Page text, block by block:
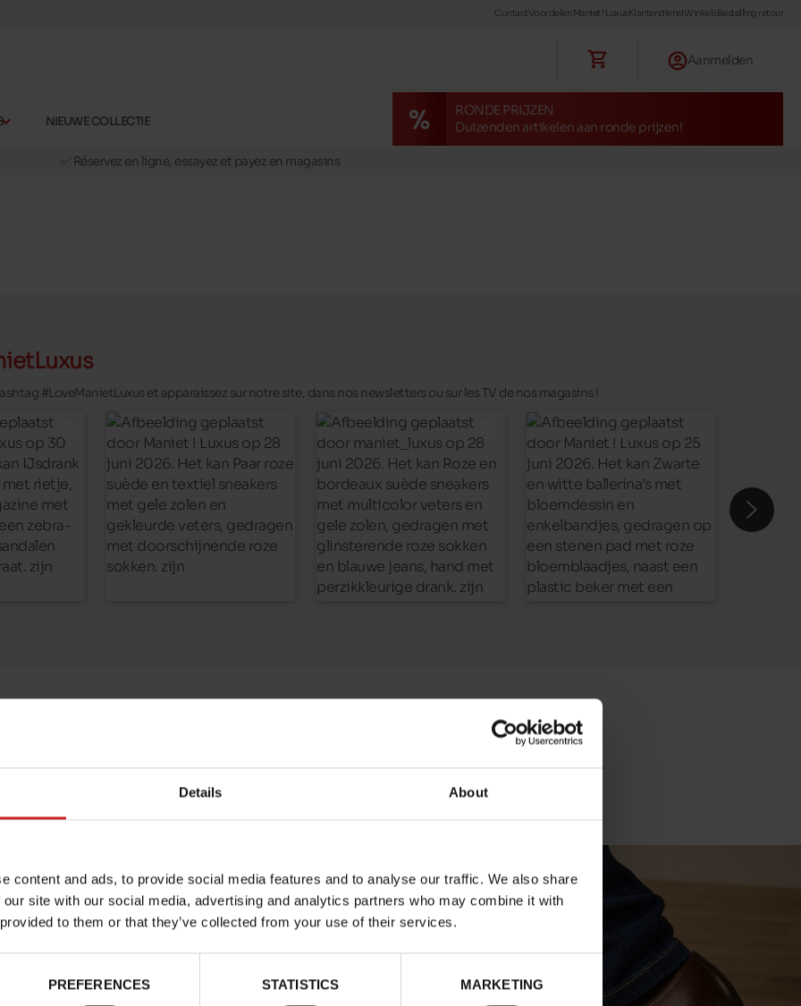
Details About
content and ads, to provide social media features and to analyse our traffic. We also share
site with our social media, advertising and analytics partners who may combine it with
to them or that they’ve collected from your use of their services.
PREFERENCES STATISTICS MARKETING
ContactVoordelen Maniet ! LuxusKlantendienstWinkelsBestelling retour
Aanmelden
NIEUWE COLLECTIE
RONDE PRIJZEN
Duizenden artikelen aan ronde prijzen!
✅ Réservez en ligne, essayez et payez en magasins
#LoveManietLuxus et apparaissez sur notre site, dans nos newsletters ou sur les TV de nos magasins !
die het merk zo
schoeisel van hoge
in Europa is
vindtHush Puppies
Puppies
aanbod modellen in
schoenen,
Puppies pantoffels!